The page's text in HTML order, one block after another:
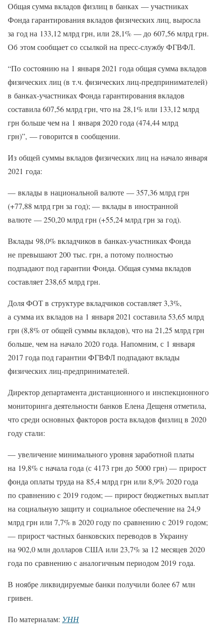
Общая сумма вкладов физлиц в банках — участниках
Фонда гарантирования вкладов физических лиц, выросла
за год на 133,12 млрд грн, или 28,1% — до 607,56 млрд грн.
Об этом сообщает со ссылкой на пресс-службу ФГВФЛ.
“По состоянию на 1 января 2021 года общая сумма вкладов
физических лиц (в т.ч. физических лиц-предпринимателей)
в банках-участниках Фонда гарантирования вкладов
составила 607,56 млрд грн, что на 28,1% или 133,12 млрд
грн больше чем на 1 января 2020 года (474,44 млрд
грн)”, — говорится в сообщении.
Из общей суммы вкладов физических лиц на начало января
2021 года:
— вклады в национальной валюте — 357,36 млрд грн
(+77,88 млрд грн за год); — вклады в иностранной
валюте — 250,20 млрд грн (+55,24 млрд грн за год).
Вклады 98,0% вкладчиков в банках-участниках Фонда
не превышают 200 тыс. грн, а потому полностью
подпадают под гарантии Фонда. Общая сумма вкладов
составляет 238,65 млрд грн.
Доля ФОТ в структуре вкладчиков составляет 3,3%,
а сумма их вкладов на 1 января 2021 составила 53,65 млрд
грн (8,8% от общей суммы вкладов), что на 21,25 млрд грн
больше, чем на начало 2020 года. Напомним, с 1 января
2017 года под гарантии ФГВФЛ подпадают вклады
физических лиц-предпринимателей.
Директор департамента дистанционного и инспекционного
мониторинга деятельности банков Елена Дещеня отметила,
что среди основных факторов роста вкладов физлиц в 2020
году стали:
— увеличение минимального уровня заработной платы
на 19,8% с начала года (с 4173 грн до 5000 грн) — прирост
фонда оплаты труда на 85,4 млрд грн или 8,9% 2020 года
по сравнению с 2019 годом; — прирост бюджетных выплат
на социальную защиту и социальное обеспечение на 24,9
млрд грн или 7,7% в 2020 году по сравнению с 2019 годом;
— прирост частных банковских переводов в Украину
на 902,0 млн долларов США или 23,7% за 12 месяцев 2020
года по сравнению с аналогичным периодом 2019 года.
В ноябре ликвидируемые банки получили более 67 млн
гривен.
По материалам: УНН